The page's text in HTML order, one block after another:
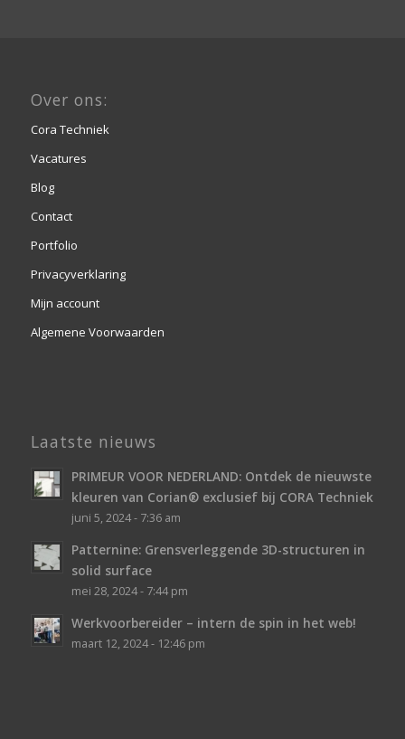
Over ons:
Cora Techniek
Vacatures
Blog
Contact
Portfolio
Privacyverklaring
Mijn account
Algemene Voorwaarden
Laatste nieuws
PRIMEUR VOOR NEDERLAND: Ontdek de nieuwste
kleuren van Corian® exclusief bij CORA Techniek
juni 5, 2024 - 7:36 am
Patternine: Grensverleggende 3D-structuren in
solid surface
mei 28, 2024 - 7:44 pm
Werkvoorbereider – intern de spin in het web!
maart 12, 2024 - 12:46 pm